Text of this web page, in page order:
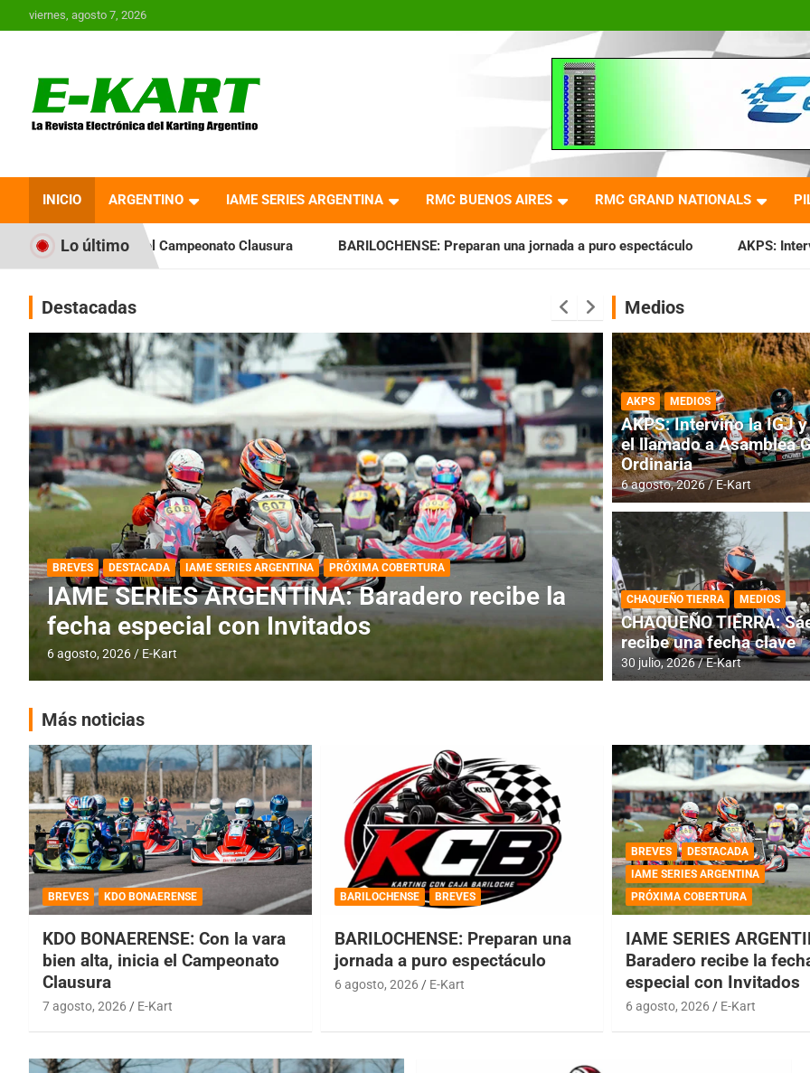
al
viernes, agosto 7, 2026
Revista Electrónica del
Karting en Argentina
INICIO ARGENTINO IAME SERIES ARGENTINA RMC BUENOS AIRES RMC GRAND NATIONALS
Lo último
Clausura BARILOCHENSE: Preparan una jornada a puro espectáculo AKPS: Intervino la IGJ y oficializó el
Destacadas
DESTACADA IAME SERIES ARGENTINA
IAME SERIES ARGENTINA: Horarios para la
fecha con Invitados
4 agosto, 2026 E-Kart
DESTACADA INFORME CENTRAL
RMC BUENOS
histórica en
4 agosto, 2026 E-Kart
Medios
AKPS MEDIOS
AKPS: Intervino la IGJ
el llamado a Asamblea
Ordinaria
6 agosto, 2026 E-Kart
CHAQUEÑO TIERRA MEDIOS
CHAQUEÑO TIERRA:
recibe una fecha clave
30 julio, 2026 E-Kart
Más noticias
BREVES KDO BONAERENSE
KDO BONAERENSE: Con la vara
bien alta, inicia el Campeonato
Clausura
7 agosto, 2026 E-Kart
BARILOCHENSE BREVES
BARILOCHENSE: Preparan una
jornada a puro espectáculo
6 agosto, 2026 E-Kart
BREVES
DESTACADA
IAME SERIES ARGENTINA
PRÓXIMA COBERTURA
IAME SERIES
Baradero recibe la
especial con Invitados
6 agosto, 2026 E-Kart